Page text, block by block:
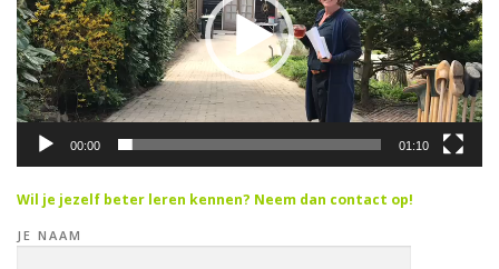
00:00 01:10
Wil je jezelf beter leren kennen? Neem dan contact op!
JE NAAM